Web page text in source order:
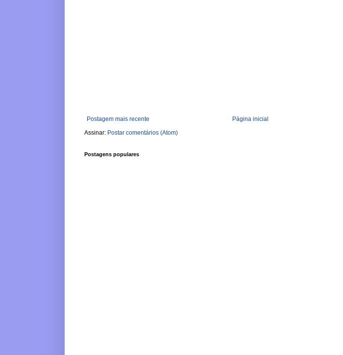
Postagem mais recente
Página inicial
Assinar: Postar comentários (Atom)
Postagens populares